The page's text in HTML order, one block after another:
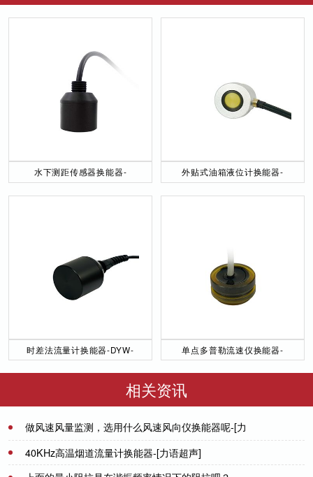
水下测距传感器换能器-
外贴式油箱液位计换能器-
时差法流量计换能器-DYW-
单点多普勒流速仪换能器-
相关资讯
做风速风量监测，选用什么风速风向仪换能器呢-[力
语超声]
40KHz高温烟道流量计换能器-[力语超声]